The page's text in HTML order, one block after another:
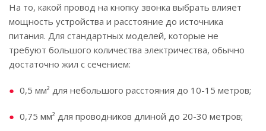
На то, какой провод на кнопку звонка выбрать влияет
мощность устройства и расстояние до источника
питания. Для стандартных моделей, которые не
требуют большого количества электричества, обычно
достаточно жил с сечением:
0,5 мм² для небольшого расстояния до 10-15 метров;
0,75 мм² для проводников длиной до 20-30 метров;